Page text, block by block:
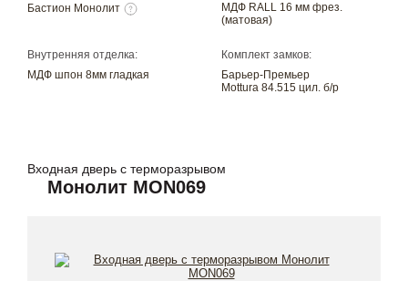
Бастион Монолит
МДФ RALL 16 мм фрез.
(матовая)
Внутренняя отделка:
МДФ шпон 8мм гладкая
Комплект замков:
Барьер-Премьер
Mottura 84.515 цил. б/р
Входная дверь с терморазрывом
Монолит MON069